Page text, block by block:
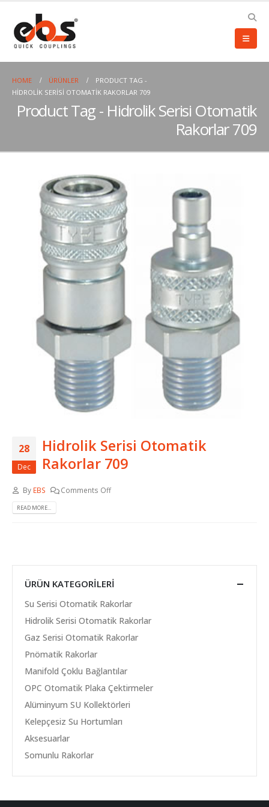
HOME ÜRÜNLER
PRODUCT TAG -
HIDROLIK SERISI OTOMATIK RAKORLAR 709
Product Tag - Hidrolik Serisi Otomatik
Rakorlar 709
28
Dec
Hidrolik Serisi Otomatik
Rakorlar 709
By EBS Comments Off
READ MORE...
ÜRÜN KATEGORILERI
Su Serisi Otomatik Rakorlar
Hidrolik Serisi Otomatik Rakorlar
Gaz Serisi Otomatik Rakorlar
Pnömatik Rakorlar
Manifold Çoklu Bağlantılar
OPC Otomatik Plaka Çektirmeler
Alüminyum SU Kollektörleri
Kelepçesiz Su Hortumları
Aksesuarlar
Somunlu Rakorlar